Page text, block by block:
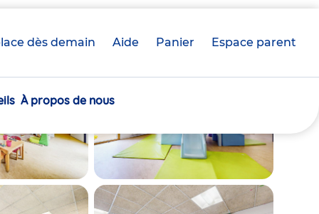
dès demain Aide Panier crèche(s)
Espace parent
À propos de nous